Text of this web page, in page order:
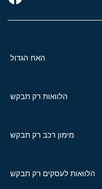
האח הגדול
הלוואות רק תבקש
מימון רכב רק תבקש
הלוואות לעסקים רק תבקש